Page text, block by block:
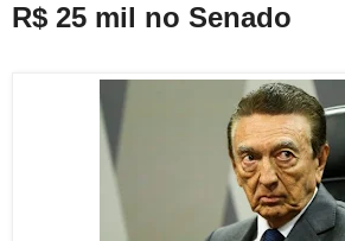
R$ 25 mil no Senado